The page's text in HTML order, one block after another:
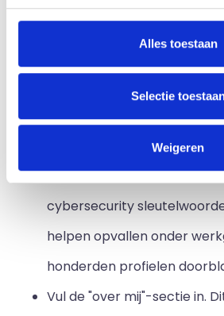
Alles toestaan
Selectie
Weigeren
in Jakarta, vermeld dat
allemaal om een
Vul de kop en de
sleutelwoorden. Als je op
functies in cybersecurity,
cybersecurity
helpen opvallen onder
honderden profielen
Vul de "over mij"-sectie in.